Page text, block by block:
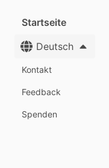
Startseite
Deutsch
Kontakt
Feedback
Spenden